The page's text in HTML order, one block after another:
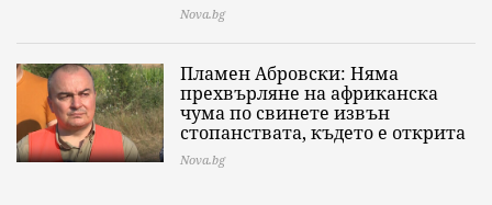
Nova.bg
Пламен Абровски: Няма
прехвърляне на африканска
чума по свинете извън
стопанствата, където е открита
Nova.bg